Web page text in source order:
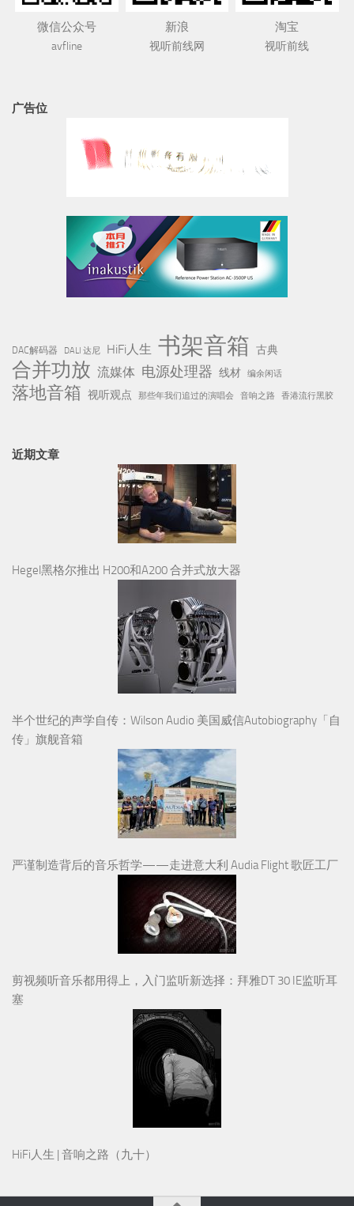
微信公众号
avfline
新浪
视听前线网
淘宝
视听前线
广告位
DAC解码器 DALI 达尼 HiFi人生 书架音箱 古典
合并功放 流媒体 电源处理器 线材 编余闲话
落地音箱 视听观点 那些年我们追过的演唱会 音响之路 香港流行黑胶
近期文章
Hegel黑格尔推出 H200和A200 合并式放大器
半个世纪的声学自传：Wilson Audio 美国威信Autobiography「自
传」旗舰音箱
严谨制造背后的音乐哲学——走进意大利 Audia Flight 歌匠工厂
剪视频听音乐都用得上，入门监听新选择：拜雅DT 30 IE监听耳
塞
HiFi人生 | 音响之路（九十）